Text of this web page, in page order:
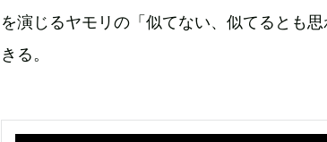
を演じるヤモリの「似てない、似てるとも
きる。